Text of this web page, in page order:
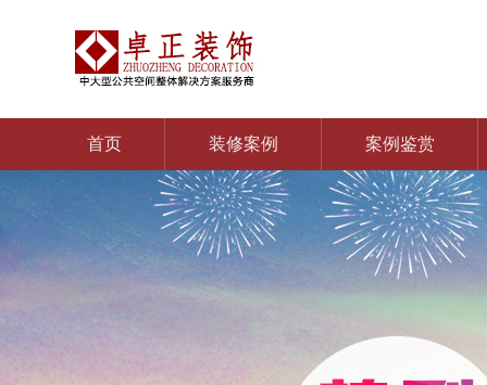
首页 装修案例 案例鉴赏